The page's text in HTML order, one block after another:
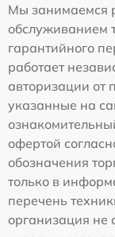
Мы занимаемся
обслуживанием
гарантийного
работает
авторизации от
указанные на
офертой
обозначения
только в
перечень
организация